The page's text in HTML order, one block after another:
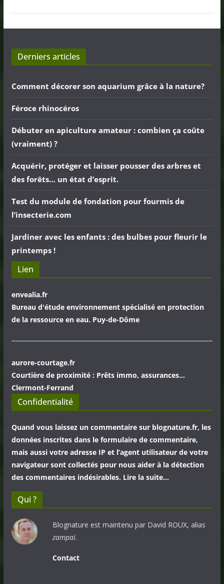
Derniers articles
Comment décorer son aquarium grâce à la nature?
Féroce rhinocéros
Débuter en apiculture amateur : combien ça coûte
(vraiment) ?
Acquérir, protéger et laisser pousser des arbres et
des forêts… un état d’esprit.
Test du module de fondation pour fourmis de
l’insecterie.com
Jardiner avec les enfants : des bulbes pour fleurir le
printemps !
Lien
envealia.fr
Bureau d'étude environnement spécialisé en protection
de la ressource en eau. Puy-de-Dôme
aurore-courtage.fr
Courtière de proximité : Prêts immo, assurances...
Clermont-Ferrand
Confidentialité
Quand vous laissez un commentaire sur blognature.fr, les
données inscrites dans le formulaire de commentaire,
mais aussi votre adresse IP et l’agent utilisateur de votre
navigateur sont collectés pour nous aider à la détection
des commentaires indésirables. Lire la suite…
Qui ?
Blognature est maintenu par David ROUX, alias
zampaï.
Contact